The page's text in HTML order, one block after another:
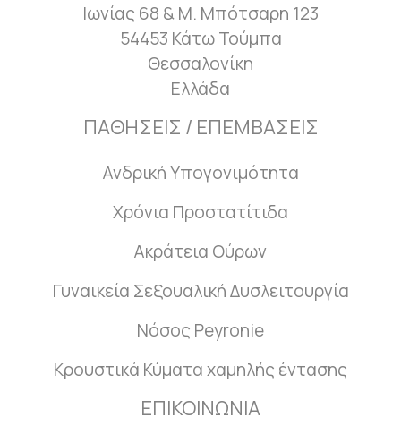
Ιωνίας 68 & Μ. Μπότσαρη 123
54453 Κάτω Τούμπα
Θεσσαλονίκη
Ελλάδα
ΠΑΘΗΣΕΙΣ / ΕΠΕΜΒΑΣΕΙΣ
Ανδρική Υπογονιμότητα
Χρόνια Προστατίτιδα
Ακράτεια Ούρων
Γυναικεία Σεξουαλική Δυσλειτουργία
Νόσος Peyronie
Κρουστικά Κύματα χαμηλής έντασης
ΕΠΙΚΟΙΝΩΝΙΑ